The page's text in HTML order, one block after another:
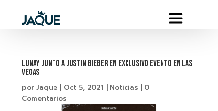
LUNAY JUNTO A JUSTIN BIEBER EN EXCLUSIVO EVENTO EN LAS
VEGAS
por Jaque| Oct 5, 2021 Noticias
0
Comentarios